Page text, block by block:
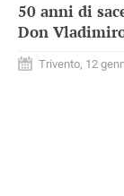
50 anni di
Don
Trivento, 12